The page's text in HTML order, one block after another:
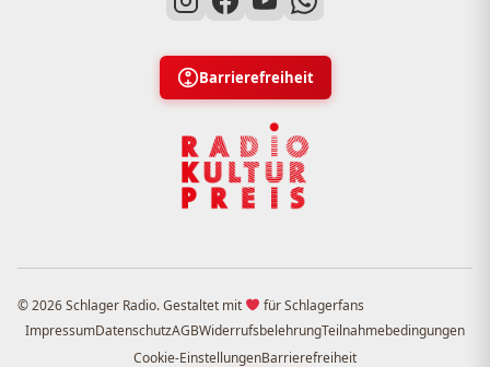
Barrierefreiheit
© 2026 Schlager Radio. Gestaltet mit
für Schlagerfans
ImpressumDatenschutzAGBWiderrufsbelehrungTeilnahmebedingungen
Cookie-EinstellungenBarrierefreiheit